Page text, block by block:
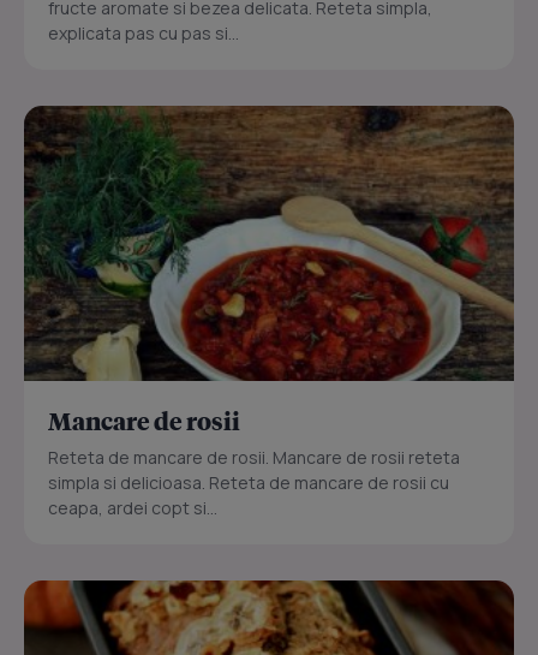
fructe aromate si bezea delicata. Reteta simpla,
explicata pas cu pas si...
Mancare de rosii
Reteta de mancare de rosii. Mancare de rosii reteta
simpla si delicioasa. Reteta de mancare de rosii cu
ceapa, ardei copt si...